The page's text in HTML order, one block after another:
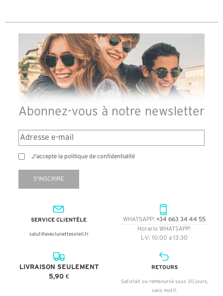
Abonnez-vous à notre newsletter
J'accepte la politique de confidentialité
S'INSCRIRE
SERVICE CLIENTÈLE
salut@aveclunettesoleil.fr
WHATSAPP: +34 663 34 44 55
Horario WHATSAPP:
L-V: 10:00 a 13:30
LIVRAISON SEULEMENT
5,90 €
RETOURS
Satisfait ou remboursé sous 30 jours,
sans motif.